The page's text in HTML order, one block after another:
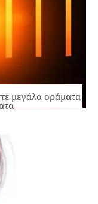
μεγάλα οράματα